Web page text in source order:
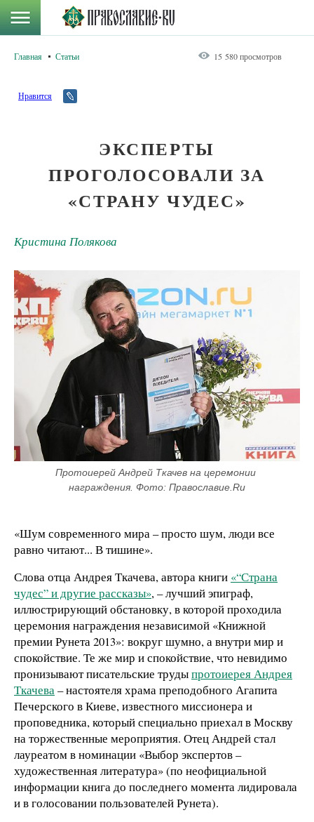
Главная Статьи 15 580 просмотров
Нравится
ЭКСПЕРТЫ
ПРОГОЛОСОВАЛИ ЗА
«СТРАНУ ЧУДЕС»
Кристина Полякова
Протоиерей Андрей Ткачев на церемонии
награждения. Фото: Православие.Ru
«Шум современного мира – просто шум, люди все
равно читают... В тишине».
Слова отца Андрея Ткачева, автора книги «“Страна
чудес” и другие рассказы», – лучший эпиграф,
иллюстрирующий обстановку, в которой проходила
церемония награждения независимой «Книжной
премии Рунета 2013»: вокруг шумно, а внутри мир и
спокойствие. Те же мир и спокойствие, что невидимо
пронизывают писательские трудыпротоиерея Андрея
Ткачева– настоятеля храма преподобного Агапита
Печерского в Киеве, известного миссионера и
проповедника, который специально приехал в Москву
на торжественные мероприятия. Отец Андрей стал
лауреатом в номинации «Выбор экспертов –
художественная литература» (по неофициальной
информации книга до последнего момента лидировала
и в голосовании пользователей Рунета).